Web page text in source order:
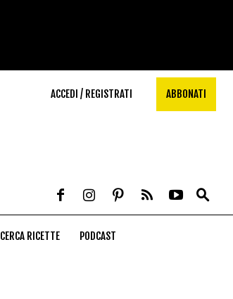
ACCEDI / REGISTRATI ABBONATI
CERCA RICETTE PODCAST